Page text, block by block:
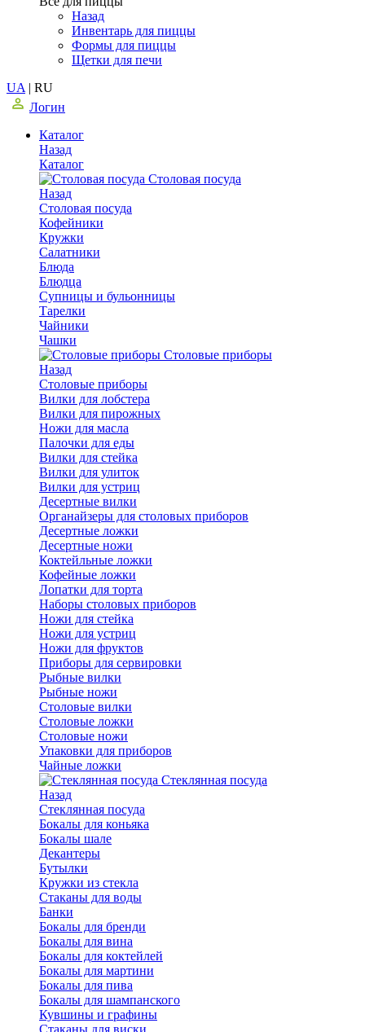
Назад
Инвентарь для пиццы
Формы для пиццы
Щетки для печи
UA | RU
Логин
Каталог
Назад
Каталог
Столовая посуда
Назад
Столовая посуда
Кофейники
Кружки
Салатники
Блюда
Блюдца
Супницы и бульонницы
Тарелки
Чайники
Чашки
Cтоловые приборы
Назад
Cтоловые приборы
Вилки для лобстера
Вилки для пирожных
Ножи для масла
Палочки для еды
Вилки для стейка
Вилки для улиток
Вилки для устриц
Десертные вилки
Органайзеры для столовых приборов
Десертные ложки
Десертные ножи
Коктейльные ложки
Кофейные ложки
Лопатки для торта
Наборы столовых приборов
Ножи для стейка
Ножи для устриц
Ножи для фруктов
Приборы для сервировки
Рыбные вилки
Рыбные ножи
Столовые вилки
Столовые ложки
Столовые ножи
Упаковки для приборов
Чайные ложки
Стеклянная посуда
Назад
Стеклянная посуда
Бокалы для коньяка
Бокалы шале
Декантеры
Бутылки
Кружки из стекла
Стаканы для воды
Банки
Бокалы для бренди
Бокалы для вина
Бокалы для коктейлей
Бокалы для мартини
Бокалы для пива
Бокалы для шампанского
Кувшины и графины
Стаканы для виски